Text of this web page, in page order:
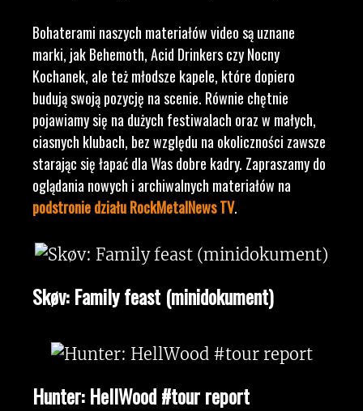
Bohaterami naszych materiałów video są uznane
marki, jak Behemoth, Acid Drinkers czy Nocny
Kochanek, ale też młodsze kapele, które dopiero
budują swoją pozycję na scenie. Równie chętnie
pojawiamy się na dużych festiwalach oraz w małych,
ciasnych klubach, bez względu na okoliczności zawsze
starając się łapać dla Was dobre kadry. Zapraszamy do
oglądania nowych i archiwalnych materiałów na
podstronie działu RockMetalNews TV.
Skøv: Family feast (minidokument)
Hunter: HellWood #tour report